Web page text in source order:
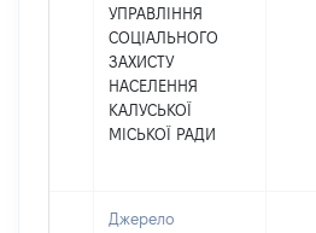
УПРАВЛІННЯ
СОЦІАЛЬНОГО
ЗАХИСТУ
НАСЕЛЕННЯ
КАЛУСЬКОЇ
МІСЬКОЇ РАДИ
Джерело